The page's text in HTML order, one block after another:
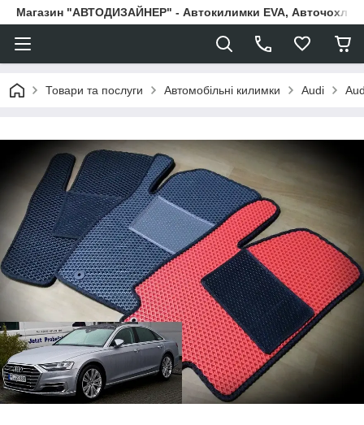
Магазин "АВТОДИЗАЙНЕР" - Автокилимки EVA, Авточохли,
Товари та послуги Автомобільні килимки Audi